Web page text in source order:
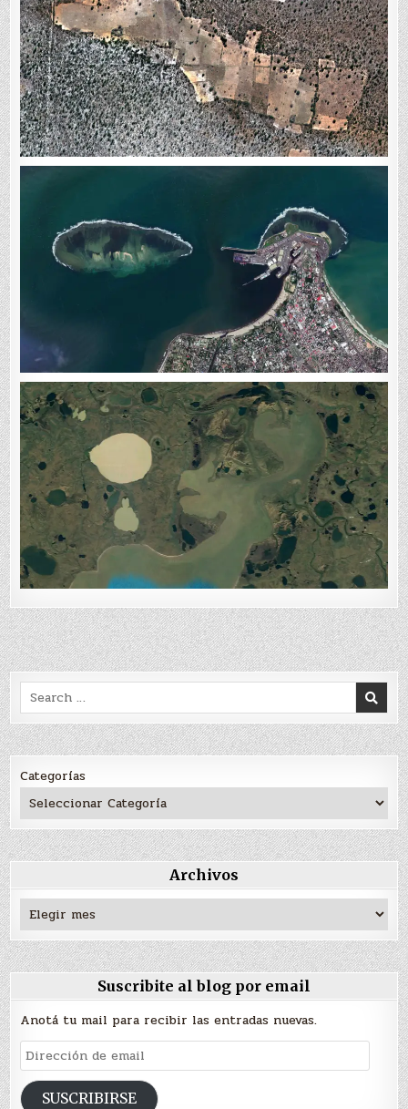
Search
for:
Categorías
Archivos
Archivos
Suscribite al blog por email
Anotá tu mail para recibir las entradas nuevas.
Dirección
de
emailSUSCRIBIRSE